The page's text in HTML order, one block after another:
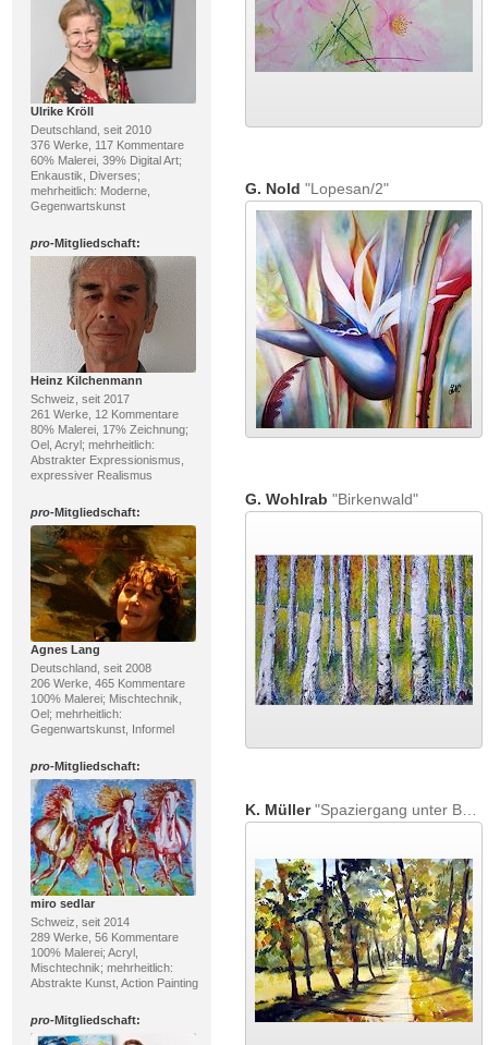
Ulrike Kröll
Deutschland, seit 2010
376 Werke, 117 Kommentare
60% Malerei, 39% Digital Art;
Enkaustik, Diverses;
mehrheitlich: Moderne,
Gegenwartskunst
pro-Mitgliedschaft:
Heinz Kilchenmann
Schweiz, seit 2017
261 Werke, 12 Kommentare
80% Malerei, 17% Zeichnung;
Oel, Acryl; mehrheitlich:
Abstrakter Expressionismus,
expressiver Realismus
pro-Mitgliedschaft:
Agnes Lang
Deutschland, seit 2008
206 Werke, 465 Kommentare
100% Malerei; Mischtechnik,
Oel; mehrheitlich:
Gegenwartskunst, Informel
pro-Mitgliedschaft:
miro sedlar
Schweiz, seit 2014
289 Werke, 56 Kommentare
100% Malerei; Acryl,
Mischtechnik; mehrheitlich:
Abstrakte Kunst, Action Painting
pro-Mitgliedschaft:
G. Nold "Lopesan/2"
G. Wohlrab "Birkenwald"
K. Müller"Spaziergang unter Bäumen"